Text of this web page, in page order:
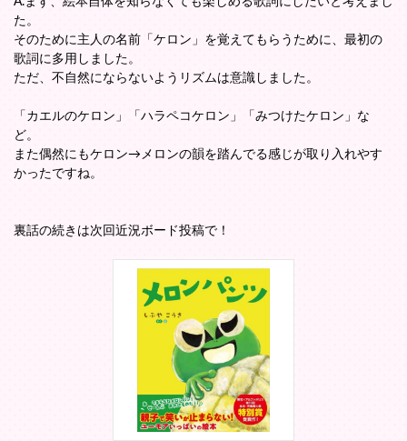
た。
そのために主人の名前「ケロン」を覚えてもらうために、最初の
歌詞に多用しました。
ただ、不自然にならないようリズムは意識しました。
「カエルのケロン」「ハラペコケロン」「みつけたケロン」な
ど。
また偶然にもケロン→メロンの韻を踏んでる感じが取り入れやす
かったですね。
裏話の続きは次回近況ボード投稿で！